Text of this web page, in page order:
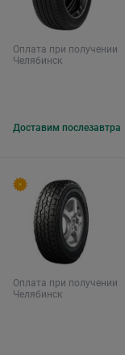
Оплата при получении
Челябинск
Доставим послезавтра
Оплата при получении
Челябинск